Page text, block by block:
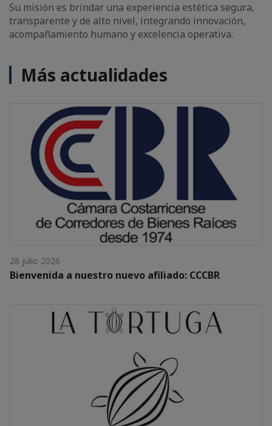
Su misión es brindar una experiencia estética segura,
transparente y de alto nivel, integrando innovación,
acompañamiento humano y excelencia operativa.
Más actualidades
28 julio 2026
Bienvenida a nuestro nuevo afiliado: CCCBR